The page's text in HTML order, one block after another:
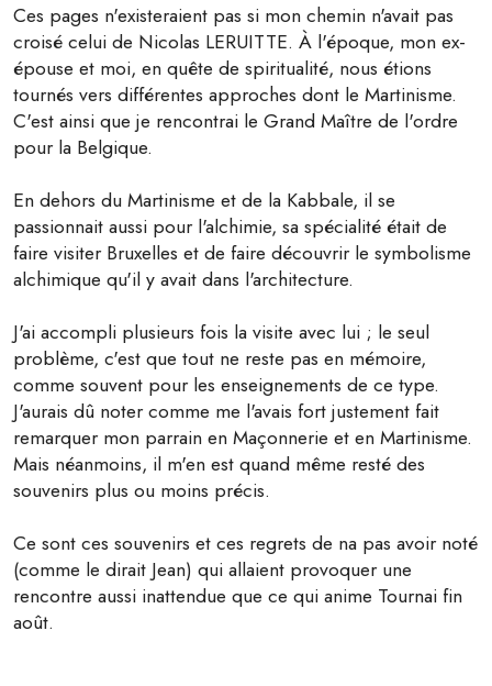
Ces pages n'existeraient pas si mon chemin n'avait pas
croisé celui de Nicolas LERUITTE. À l'époque, mon ex-
épouse et moi, en quête de spiritualité, nous étions
tournés vers différentes approches dont le Martinisme.
C'est ainsi que je rencontrai le Grand Maître de l'ordre
pour la Belgique.
En dehors du Martinisme et de la Kabbale, il se
passionnait aussi pour l'alchimie, sa spécialité était de
faire visiter Bruxelles et de faire découvrir le symbolisme
alchimique qu'il y avait dans l'architecture.
J'ai accompli plusieurs fois la visite avec lui ; le seul
problème, c'est que tout ne reste pas en mémoire,
comme souvent pour les enseignements de ce type.
J'aurais dû noter comme me l'avais fort justement fait
remarquer mon parrain en Maçonnerie et en Martinisme.
Mais néanmoins, il m'en est quand même resté des
souvenirs plus ou moins précis.
Ce sont ces souvenirs et ces regrets de na pas avoir noté
(comme le dirait Jean) qui allaient provoquer une
rencontre aussi inattendue que ce qui anime Tournai fin
août.